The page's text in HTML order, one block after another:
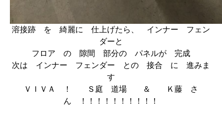
溶接跡 を 綺麗に 仕上げたら、 インナー フェン
ダーと
フロア の 隙間 部分の パネルが 完成
次は インナー フェンダー との 接合 に 進みま
す
ＶＩＶＡ ！ Ｓ庭 道場 ＆ Ｋ藤 さ
ん ！！！！！！！！！！